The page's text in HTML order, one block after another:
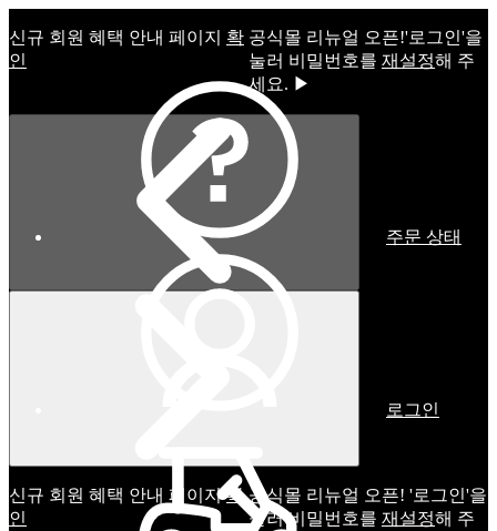
신규 회원 혜택 안내 페이지 확
인
공식몰 리뉴얼 오픈!ㅤ'로그인'을
눌러 비밀번호를 재설정해 주
세요. ▶
신규 회원 혜택 안내 페이지확
인
공식몰 리뉴얼 오픈! '로그인'을
눌러 비밀번호를 재설정해 주
주문 상태
로그인